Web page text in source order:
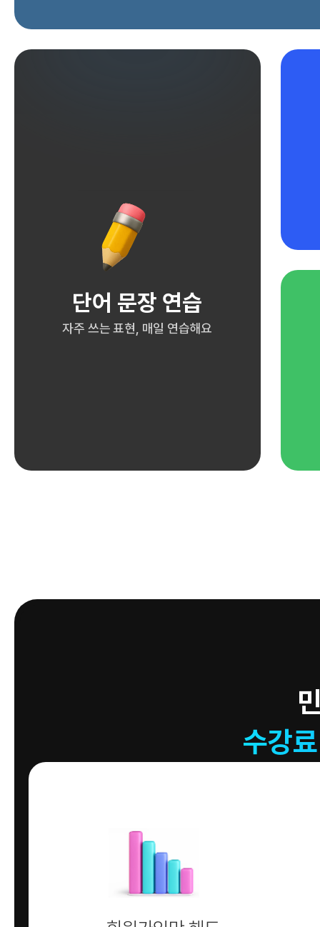
단어 문장 연습
자주 쓰는 표현, 매일 연습해요
수강